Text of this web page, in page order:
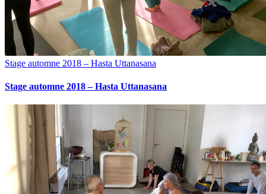
Stage automne 2018 – Hasta Uttanasana
Stage automne 2018 – Hasta Uttanasana